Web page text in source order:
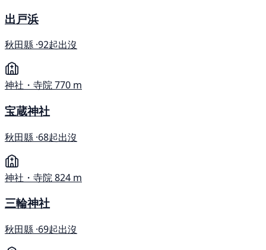
出戸浜
秋田縣 ·92起出沒
神社・寺院770 m
宝蔵神社
秋田縣 ·68起出沒
神社・寺院824 m
三輪神社
秋田縣 ·69起出沒